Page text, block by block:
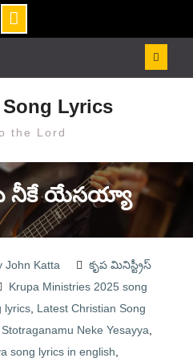
Lyrics
the Lord
నీకే యేసయ్యా
John Katta
కృప మినిస్ట్రీస్
Krupa Ministries 2025 song
lyrics, Latest Christian Song
Stotraganamu Neke Yesayya
song lyrics in english